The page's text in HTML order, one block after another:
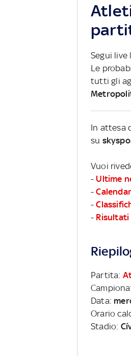
Segui
Le
tutti gli
In attesa
su
Vuoi
- Ultime
-
-
- Risultati
Partita:
Data:
Orario
Stadio: